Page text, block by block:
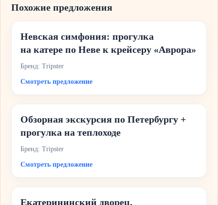
Похожие предложения
Невская симфония: прогулка
на катере по Неве к крейсеру «Аврора»
Бренд: Tripster
Смотреть предложение
Обзорная экскурсия по Петербургу +
прогулка на теплоходе
Бренд: Tripster
Смотреть предложение
Екатерининский дворец,